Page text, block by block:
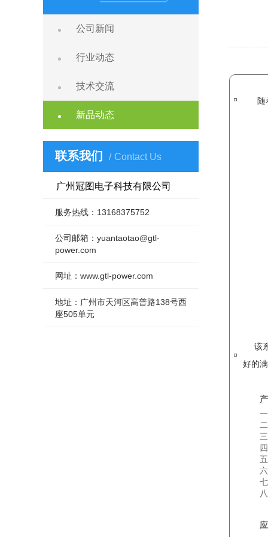
公司新闻
行业动态
技术交流
新品动态
联系我们 Contact Us
广州冠图电子科技有限公司
服务热线：13168375752
公司邮箱：yuantaotao@gtl-
power.com
网址：www.gtl-power.com
地址：广州市天河区高普路138号西
座505单元
该
好的